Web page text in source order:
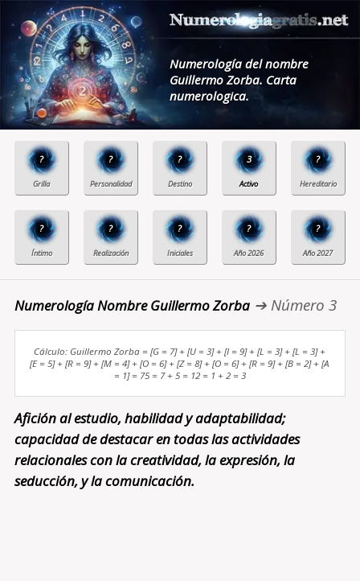
Numerología del nombre
Guillermo Zorba. Carta
numerologica.
? ? ? 3 ?
? ? ? ? ?
Numerología Nombre Guillermo Zorba➔ Número 3
Cálculo: Guillermo Zorba = [G = 7] + [U = 3] + [I = 9] + [L = 3] + [L = 3] +
[E = 5] + [R = 9] + [M = 4] + [O = 6] + [Z = 8] + [O = 6] + [R = 9] + [B = 2] + [A
= 1] = 75 = 7 + 5 = 12 = 1 + 2 = 3
Afición al estudio, habilidad y adaptabilidad;
capacidad de destacar en todas las actividades
relacionales con la creatividad, la expresión, la
seducción, y la comunicación.